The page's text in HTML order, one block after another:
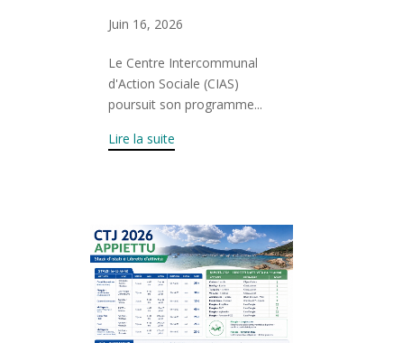
Juin 16, 2026
Le Centre Intercommunal
d'Action Sociale (CIAS)
poursuit son programme...
Lire la suite